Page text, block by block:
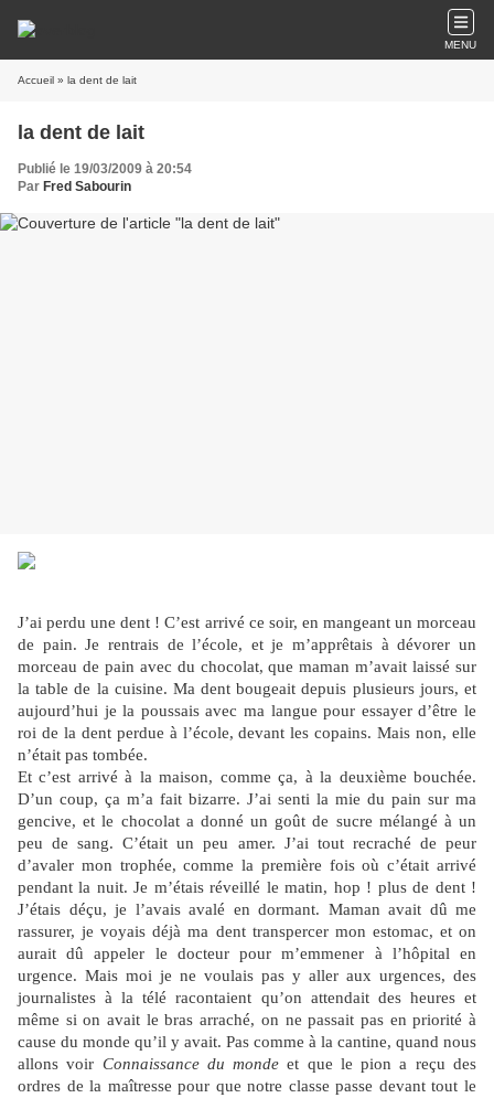
MENU
Accueil » la dent de lait
la dent de lait
Publié le 19/03/2009 à 20:54
Par Fred Sabourin
J’ai perdu une dent ! C’est arrivé ce soir, en mangeant un morceau
de pain. Je rentrais de l’école, et je m’apprêtais à dévorer un
morceau de pain avec du chocolat, que maman m’avait laissé sur
la table de la cuisine. Ma dent bougeait depuis plusieurs jours, et
aujourd’hui je la poussais avec ma langue pour essayer d’être le
roi de la dent perdue à l’école, devant les copains. Mais non, elle
n’était pas tombée.
Et c’est arrivé à la maison, comme ça, à la deuxième bouchée.
D’un coup, ça m’a fait bizarre. J’ai senti la mie du pain sur ma
gencive, et le chocolat a donné un goût de sucre mélangé à un
peu de sang. C’était un peu amer. J’ai tout recraché de peur
d’avaler mon trophée, comme la première fois où c’était arrivé
pendant la nuit. Je m’étais réveillé le matin, hop ! plus de dent !
J’étais déçu, je l’avais avalé en dormant. Maman avait dû me
rassurer, je voyais déjà ma dent transpercer mon estomac, et on
aurait dû appeler le docteur pour m’emmener à l’hôpital en
urgence. Mais moi je ne voulais pas y aller aux urgences, des
journalistes à la télé racontaient qu’on attendait des heures et
même si on avait le bras arraché, on ne passait pas en priorité à
cause du monde qu’il y avait. Pas comme à la cantine, quand nous
allons voir Connaissance du monde et que le pion a reçu des
ordres de la maîtresse pour que notre classe passe devant tout le